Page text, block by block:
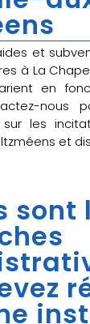
et
à La
en
nous
sur les
et
sont